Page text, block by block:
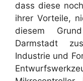
dass diese
ihrer Vorteile,
diesem
Darmstadt
Industrie und